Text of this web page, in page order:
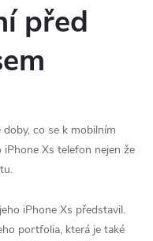
před
co se k mobilním
Xs telefon nejen že
iPhone Xs představil.
portfolia, která je také